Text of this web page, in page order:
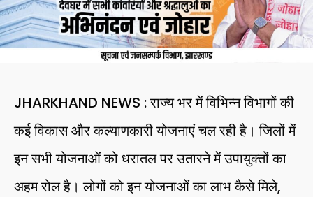
JHARKHAND NEWS : राज्य भर में विभिन्न विभागों की
कई विकास और कल्याणकारी योजनाएं चल रही है। जिलों में
इन सभी योजनाओं को धरातल पर उतारने में उपायुक्तों का
अहम रोल है। लोगों को इन योजनाओं का लाभ कैसे मिले,